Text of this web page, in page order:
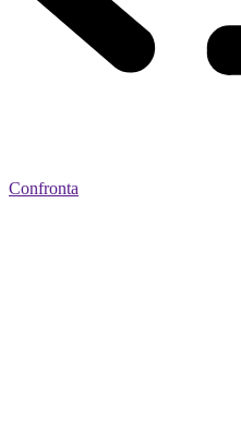
Confronta